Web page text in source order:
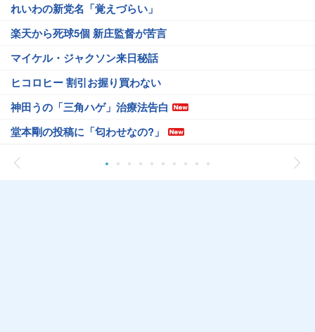
れいわの新党名「覚えづらい」
楽天から死球5個 新庄監督が苦言
マイケル・ジャクソン来日秘話
ヒコロヒー 割引お握り買わない
神田うの「三角ハゲ」治療法告白
堂本剛の投稿に「匂わせなの?」